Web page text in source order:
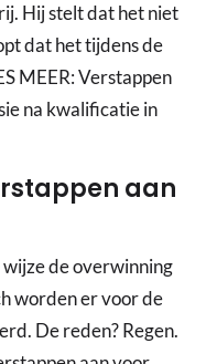
Hij stelt dat het niet
dat het tijdens de
MEER: Verstappen
na kwalificatie in
aan
de overwinning
worden er voor de
De reden? Regen.